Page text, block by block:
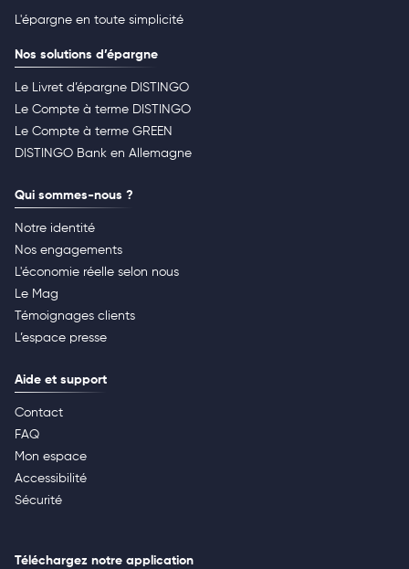
L'épargne en toute simplicité
Nos solutions d’épargne
Le Livret d’épargne DISTINGO
Le Compte à terme DISTINGO
Le Compte à terme GREEN
DISTINGO Bank en Allemagne
Qui sommes-nous ?
Notre identité
Nos engagements
L'économie réelle selon nous
Le Mag
Témoignages clients
L’espace presse
Aide et support
Contact
FAQ
Mon espace
Accessibilité
Sécurité
Téléchargez notre application